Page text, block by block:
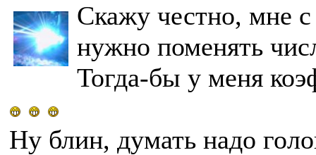
Скажу честно, мне с
нужно поменять
Тогда-бы у меня
Ну блин, думать надо